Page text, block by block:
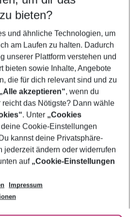
5-8 Nächte
Kinder
anzeigen
bieten?
und ähnliche Technologien, um
am Laufen zu halten. Dadurch
unserer Plattform verstehen und
bieten sowie Inhalte, Angebote
die für dich relevant sind und zu
„Alle akzeptieren“, wenn du
das Nötigste? Dann wähle
. Unter „Cookies
Cookie-Einstellungen
kannst deine Privatsphäre-
jederzeit ändern oder widerrufen
auf „Cookie-Einstellungen
Impressum